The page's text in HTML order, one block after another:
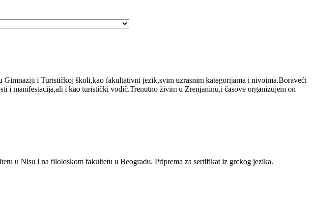
Gimnaziji i Turističkoj školi,kao fakultativni jezik,svim uzrasnim kategorijama i nivoima.Boraveći
i manifestacija,ali i kao turistički vodič.Trenutno živim u Zrenjaninu,i časove organizujem on
u Nisu i na filoloskom fakultetu u Beogradu. Priprema za sertifikat iz grckog jezika.